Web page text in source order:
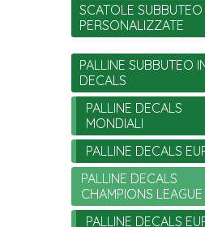
SCATOLE SUBBUTEO
PERSONALIZZATE
PALLINE SUBBUTEO
DECALS
PALLINE DECALS
MONDIALI
PALLINE DECALS
PALLINE DECALS
CHAMPIONS LEAGUE
PALLINE DECALS